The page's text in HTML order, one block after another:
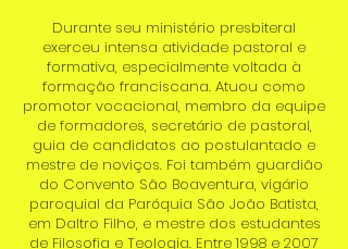
Durante seu ministério presbiteral
exerceu intensa atividade pastoral e
formativa, especialmente voltada à
formação franciscana. Atuou como
promotor vocacional, membro da equipe
de formadores, secretário de pastoral,
guia de candidatos ao postulantado e
mestre de noviços. Foi também guardião
do Convento São Boaventura, vigário
paroquial da Paróquia São João Batista,
em Daltro Filho, e mestre dos estudantes
de Filosofia e Teologia. Entre 1998 e 2007